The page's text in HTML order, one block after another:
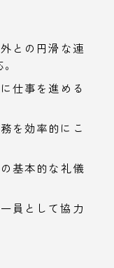
との円滑な連
仕事を進める
を効率的にこ
基本的な礼儀
員として協力